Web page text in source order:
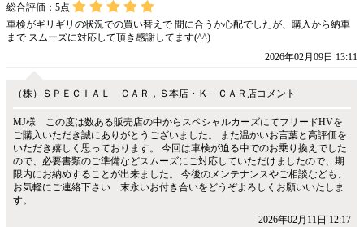
総合評価： 5点
車検がギリギリの状況での買い替えで 間に合うか心配でしたが、購入から納車
まで スムーズに対応して頂き感謝してます(^^)
2026年02月09日 13:11
（株）ＳＰＥＣＩＡＬ ＣＡＲ，Ｓ本店・Ｋ－ＣＡＲ店コメント
MJ様 この度は数ある販売店の中からスペシャルカーズにてフリードHVを
ご購入いただき誠にありがとうございました。 また温かいお言葉と高評価を
いただき嬉しく思っております。 今回は車検が迫る中でのお乗り換えでした
ので、必要書類のご準備などスムーズにご対応していただけましたので、期
限内にお納めすることが出来ました。 今後のメンテナンスやご相談なども、
お気軽にご連絡下さい 末永いお付き合いをどうぞよろしくお願いいたしま
す。
2026年02月11日 12:17